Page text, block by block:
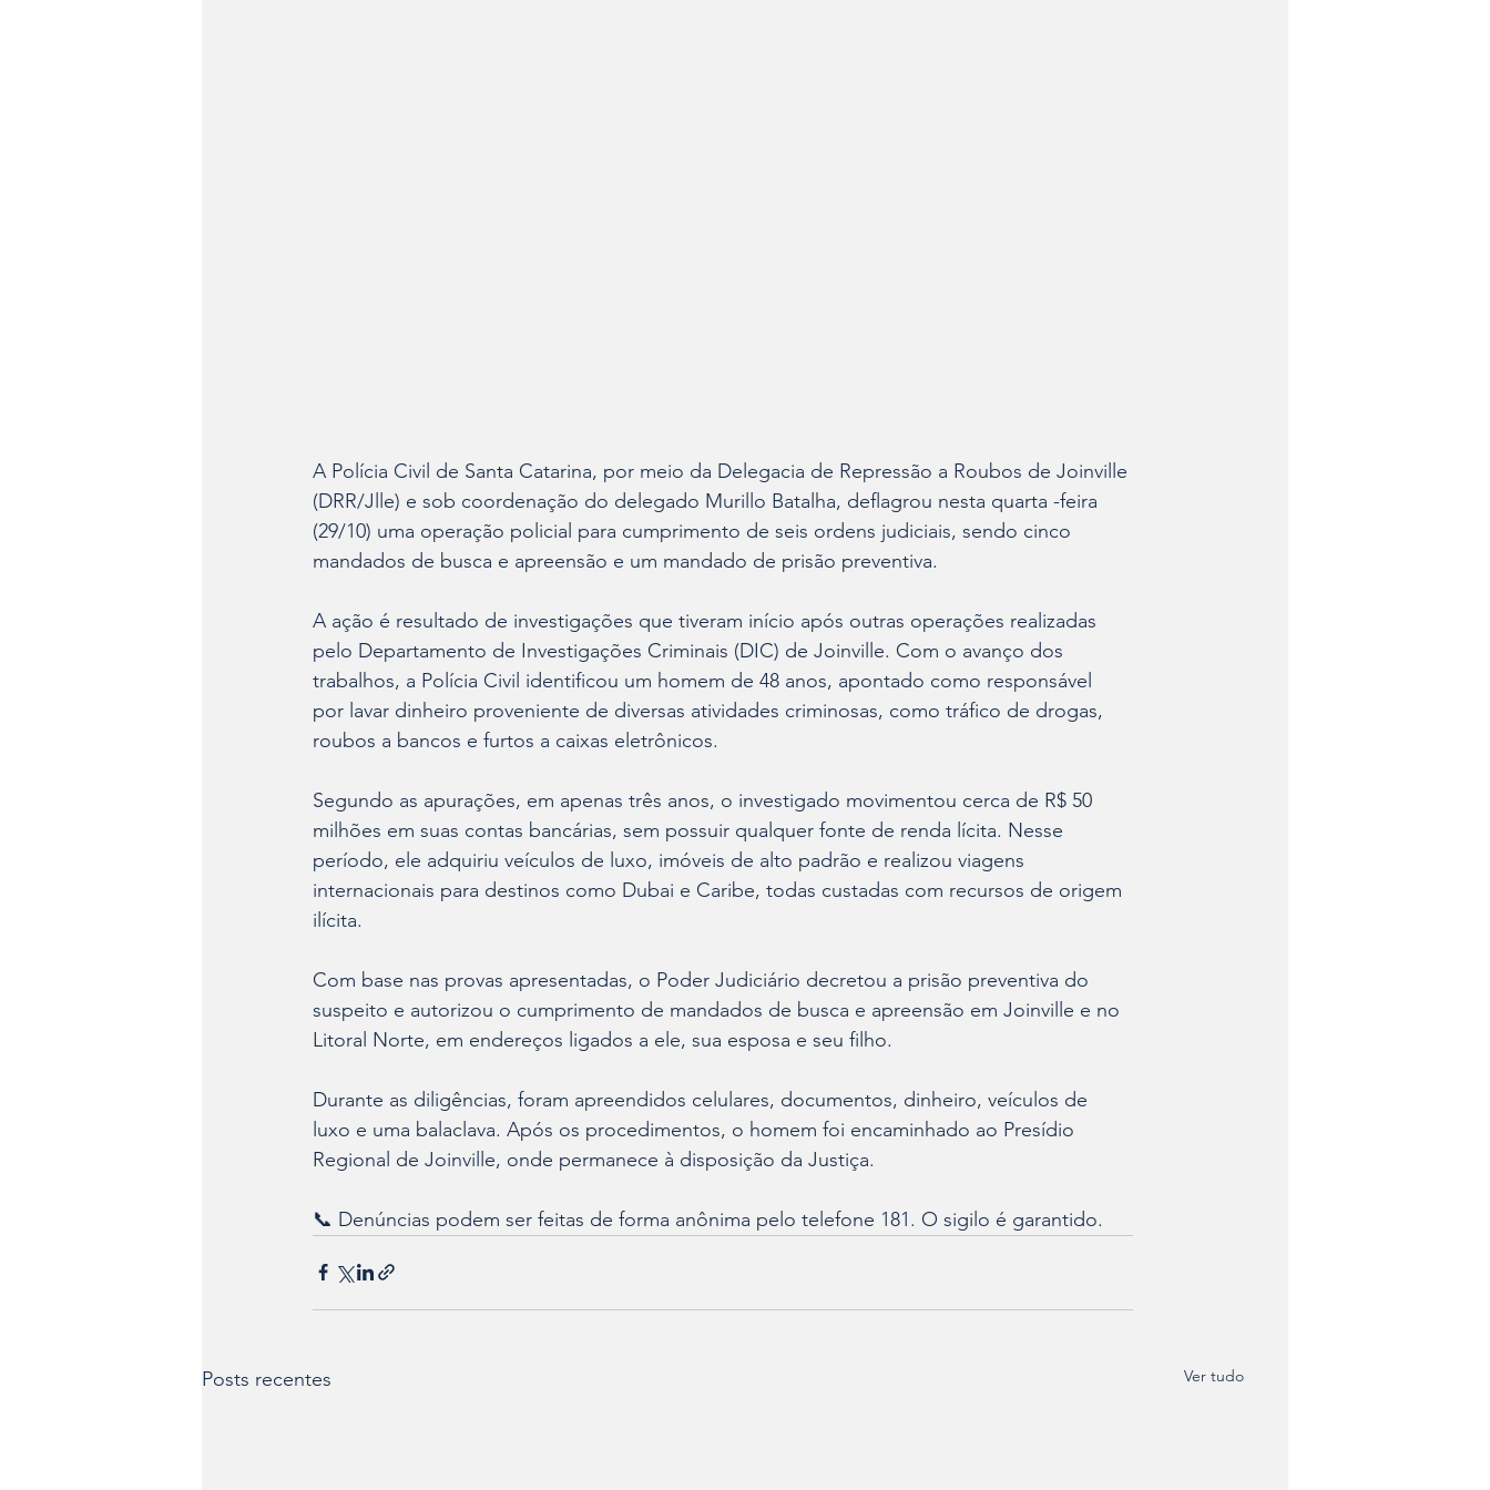
A Polícia Civil de Santa Catarina, por meio da Delegacia de Repressão a Roubos de Joinville
(DRR/Jlle) e sob coordenação do delegado Murillo Batalha, deflagrou nesta quarta -feira
(29/10) uma operação policial para cumprimento de seis ordens judiciais, sendo cinco
mandados de busca e apreensão e um mandado de prisão preventiva.
A ação é resultado de investigações que tiveram início após outras operações realizadas
pelo Departamento de Investigações Criminais (DIC) de Joinville. Com o avanço dos
trabalhos, a Polícia Civil identificou um homem de 48 anos, apontado como responsável
por lavar dinheiro proveniente de diversas atividades criminosas, como tráfico de drogas,
roubos a bancos e furtos a caixas eletrônicos.
Segundo as apurações, em apenas três anos, o investigado movimentou cerca de R$ 50
milhões em suas contas bancárias, sem possuir qualquer fonte de renda lícita. Nesse
período, ele adquiriu veículos de luxo, imóveis de alto padrão e realizou viagens
internacionais para destinos como Dubai e Caribe, todas custadas com recursos de origem
ilícita.
Com base nas provas apresentadas, o Poder Judiciário decretou a prisão preventiva do
suspeito e autorizou o cumprimento de mandados de busca e apreensão em Joinville e no
Litoral Norte, em endereços ligados a ele, sua esposa e seu filho.
Durante as diligências, foram apreendidos celulares, documentos, dinheiro, veículos de
luxo e uma balaclava. Após os procedimentos, o homem foi encaminhado ao Presídio
Regional de Joinville, onde permanece à disposição da Justiça.
📞 Denúncias podem ser feitas de forma anônima pelo telefone 181. O sigilo é garantido.
Posts recentes Ver tudo